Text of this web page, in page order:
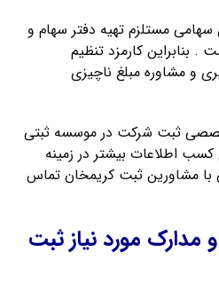
مستلزم تهیه دفتر سهام و
. بنابراین کارمزد تنظیم
و مشاوره مبلغ ناچیزی
ثبت شرکت در موسسه ثبتی
اطلاعات بیشتر در زمینه
با مشاورین ثبت کریمخان تماس
مورد نیاز ثبت